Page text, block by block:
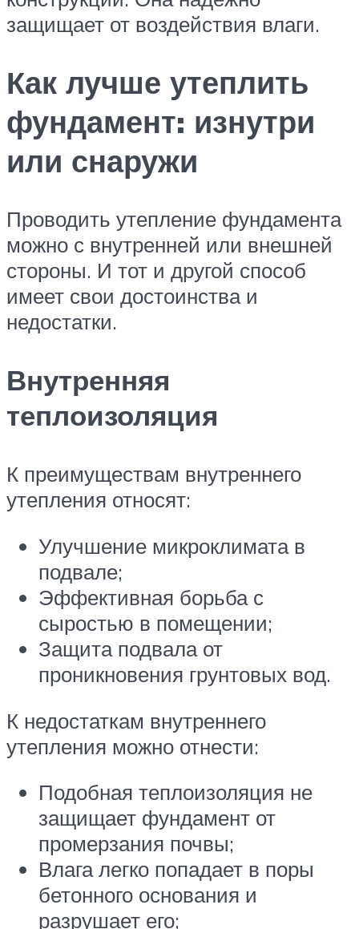
защищает от воздействия влаги.
Как лучше утеплить
фундамент: изнутри
или снаружи
Проводить утепление фундамента
можно с внутренней или внешней
стороны. И тот и другой способ
имеет свои достоинства и
недостатки.
Внутренняя
теплоизоляция
К преимуществам внутреннего
утепления относят:
Улучшение микроклимата в
подвале;
Эффективная борьба с
сыростью в помещении;
Защита подвала от
проникновения грунтовых вод.
К недостаткам внутреннего
утепления можно отнести:
Подобная теплоизоляция не
защищает фундамент от
промерзания почвы;
Влага легко попадает в поры
бетонного основания и
разрушает его;